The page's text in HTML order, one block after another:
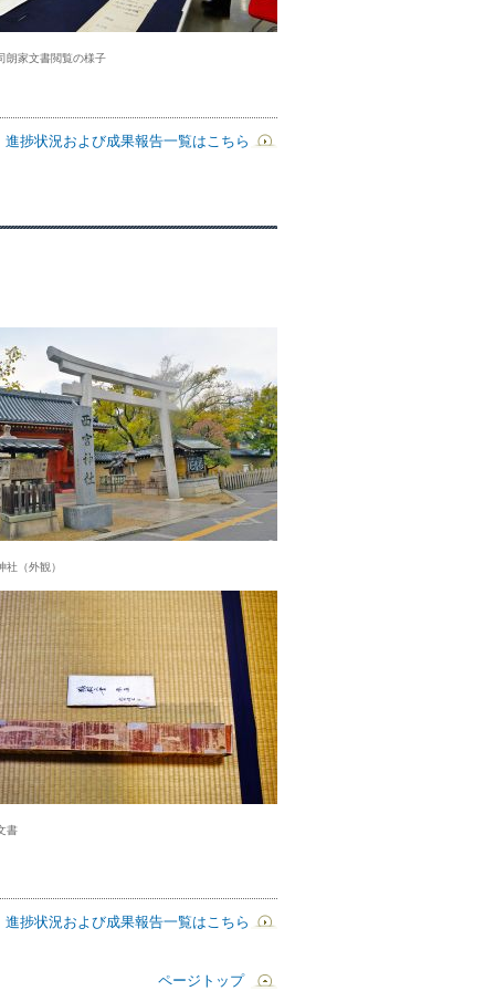
朗家文書閲覧の様子
進捗状況および成果報告一覧はこちら
社（外観）
書
進捗状況および成果報告一覧はこちら
ページトップ